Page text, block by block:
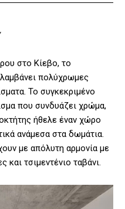
στο Κίεβο, το
πολύχρωμες
Το συγκεκριμένο
που συνδυάζει χρώμα,
ήθελε έναν χώρο
ανάμεσα στα δωμάτια.
με απόλυτη αρμονία με
και τσιμεντένιο ταβάνι.